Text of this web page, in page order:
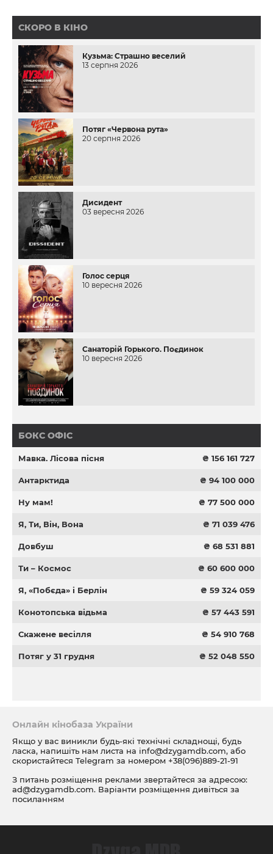
СКОРО В КІНО
Кузьма: Страшно веселий
13 серпня 2026
Потяг «Червона рута»
20 серпня 2026
Дисидент
03 вересня 2026
Голос серця
10 вересня 2026
Санаторій Горького. Поєдинок
10 вересня 2026
БОКС ОФІС
Мавка. Лісова пісня ₴ 156 161 727
Антарктида ₴ 94 100 000
Ну мам! ₴ 77 500 000
Я, Ти, Він, Вона ₴ 71 039 476
Довбуш ₴ 68 531 881
Ти – Космос ₴ 60 600 000
Я, «Побєда» і Берлін ₴ 59 324 059
Конотопська відьма ₴ 57 443 591
Скажене весілля ₴ 54 910 768
Потяг у 31 грудня ₴ 52 048 550
Онлайн кінобаза України
Якщо у вас виникли будь-які технічні складнощі, будь
ласка, напишіть нам листа на info@dzygamdb.com, або
скористайтеся Telegram за номером +38(096)889-21-91
З питань розміщення реклами звертайтеся за адресою:
ad@dzygamdb.com. Варіанти розміщення дивіться за
посиланням